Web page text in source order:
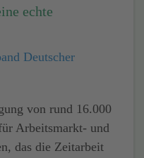
echte
Deutscher
von rund 16.000
Arbeitsmarkt- und
das die Zeitarbeit